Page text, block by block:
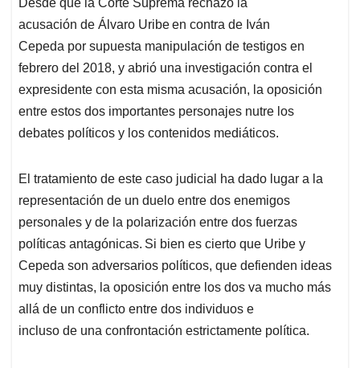
s
A
p
p
b
o
o
k
e
d
I
n
l
a
d
s
acusación de Álvaro Uribe en contra de Iván
Cepeda por supuesta manipulación de testigos en
febrero del 2018, y abrió una investigación contra el
expresidente con esta misma acusación, la oposición
entre estos dos importantes personajes nutre los
debates políticos y los contenidos mediáticos.
El tratamiento de este caso judicial ha dado lugar a la
representación de un duelo entre dos enemigos
personales y de la polarización entre dos fuerzas
políticas antagónicas. Si bien es cierto que Uribe y
Cepeda son adversarios políticos, que defienden ideas
muy distintas, la oposición entre los dos va mucho más
allá de un conflicto entre dos individuos e
incluso de una confrontación estrictamente política.